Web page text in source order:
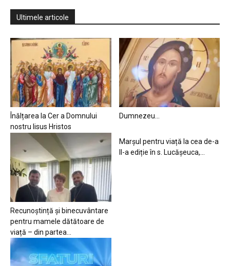
Ultimele articole
Înălțarea la Cer a Domnului
nostru Iisus Hristos
Dumnezeu…
Recunoștință și binecuvântare
pentru mamele dătătoare de
viață – din partea...
Marșul pentru viață la cea de-a
II-a ediție în s. Lucășeuca,...